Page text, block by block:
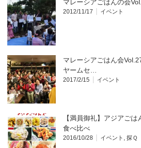
マレーシアごはんの会
2012/11/17 イベント
マレーシアごはん会
ヤームセ…
2017/2/15 イベント
【満員御礼】アジアご
食べ比べ
2016/10/28 イベント , 探Ｑ